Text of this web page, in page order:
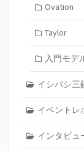
Ovation
Taylor
入門モデ
イシバシ三
イベントレ
インタビュ